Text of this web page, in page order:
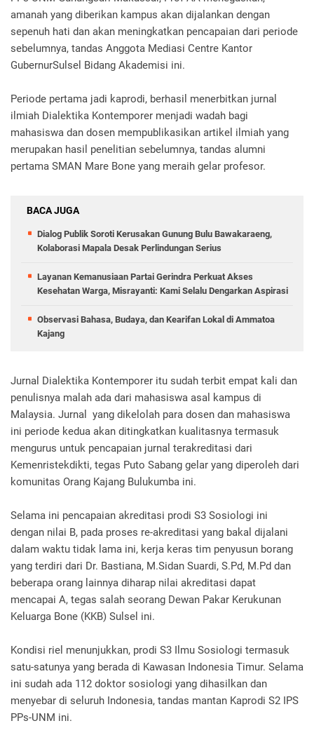
amanah yang diberikan kampus akan dijalankan dengan
sepenuh hati dan akan meningkatkan pencapaian dari periode
sebelumnya, tandas Anggota Mediasi Centre Kantor
GubernurSulsel Bidang Akademisi ini.
Periode pertama jadi kaprodi, berhasil menerbitkan jurnal
ilmiah Dialektika Kontemporer menjadi wadah bagi
mahasiswa dan dosen mempublikasikan artikel ilmiah yang
merupakan hasil penelitian sebelumnya, tandas alumni
pertama SMAN Mare Bone yang meraih gelar profesor.
BACA JUGA
Dialog Publik Soroti Kerusakan Gunung Bulu Bawakaraeng,
Kolaborasi Mapala Desak Perlindungan Serius
Layanan Kemanusiaan Partai Gerindra Perkuat Akses
Kesehatan Warga, Misrayanti: Kami Selalu Dengarkan Aspirasi
Observasi Bahasa, Budaya, dan Kearifan Lokal di Ammatoa
Kajang
Jurnal Dialektika Kontemporer itu sudah terbit empat kali dan
penulisnya malah ada dari mahasiswa asal kampus di
Malaysia. Jurnal yang dikelolah para dosen dan mahasiswa
ini periode kedua akan ditingkatkan kualitasnya termasuk
mengurus untuk pencapaian jurnal terakreditasi dari
Kemenristekdikti, tegas Puto Sabang gelar yang diperoleh dari
komunitas Orang Kajang Bulukumba ini.
Selama ini pencapaian akreditasi prodi S3 Sosiologi ini
dengan nilai B, pada proses re-akreditasi yang bakal dijalani
dalam waktu tidak lama ini, kerja keras tim penyusun borang
yang terdiri dari Dr. Bastiana, M.Sidan Suardi, S.Pd, M.Pd dan
beberapa orang lainnya diharap nilai akreditasi dapat
mencapai A, tegas salah seorang Dewan Pakar Kerukunan
Keluarga Bone (KKB) Sulsel ini.
Kondisi riel menunjukkan, prodi S3 Ilmu Sosiologi termasuk
satu-satunya yang berada di Kawasan Indonesia Timur. Selama
ini sudah ada 112 doktor sosiologi yang dihasilkan dan
menyebar di seluruh Indonesia, tandas mantan Kaprodi S2 IPS
PPs-UNM ini.